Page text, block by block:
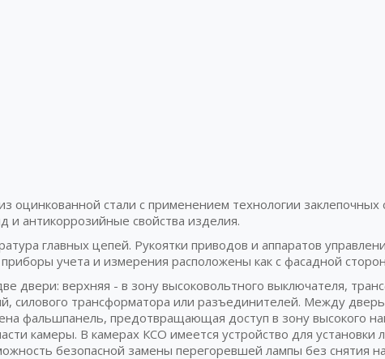
оцинкованной стали с применением технологии
и антикоррозийные свойства изделия.
главных цепей. Рукоятки приводов и аппаратов
учета и измерения расположены как с фасадной
двери: верхняя - в зону высоковольтного выключателя,
силового трансформатора или разъединителей. Между
фальшпанель, предотвращающая доступ в зону высокого
камеры. В камерах КСО имеется устройство для
безопасной замены перегоревшей лампы без снятия